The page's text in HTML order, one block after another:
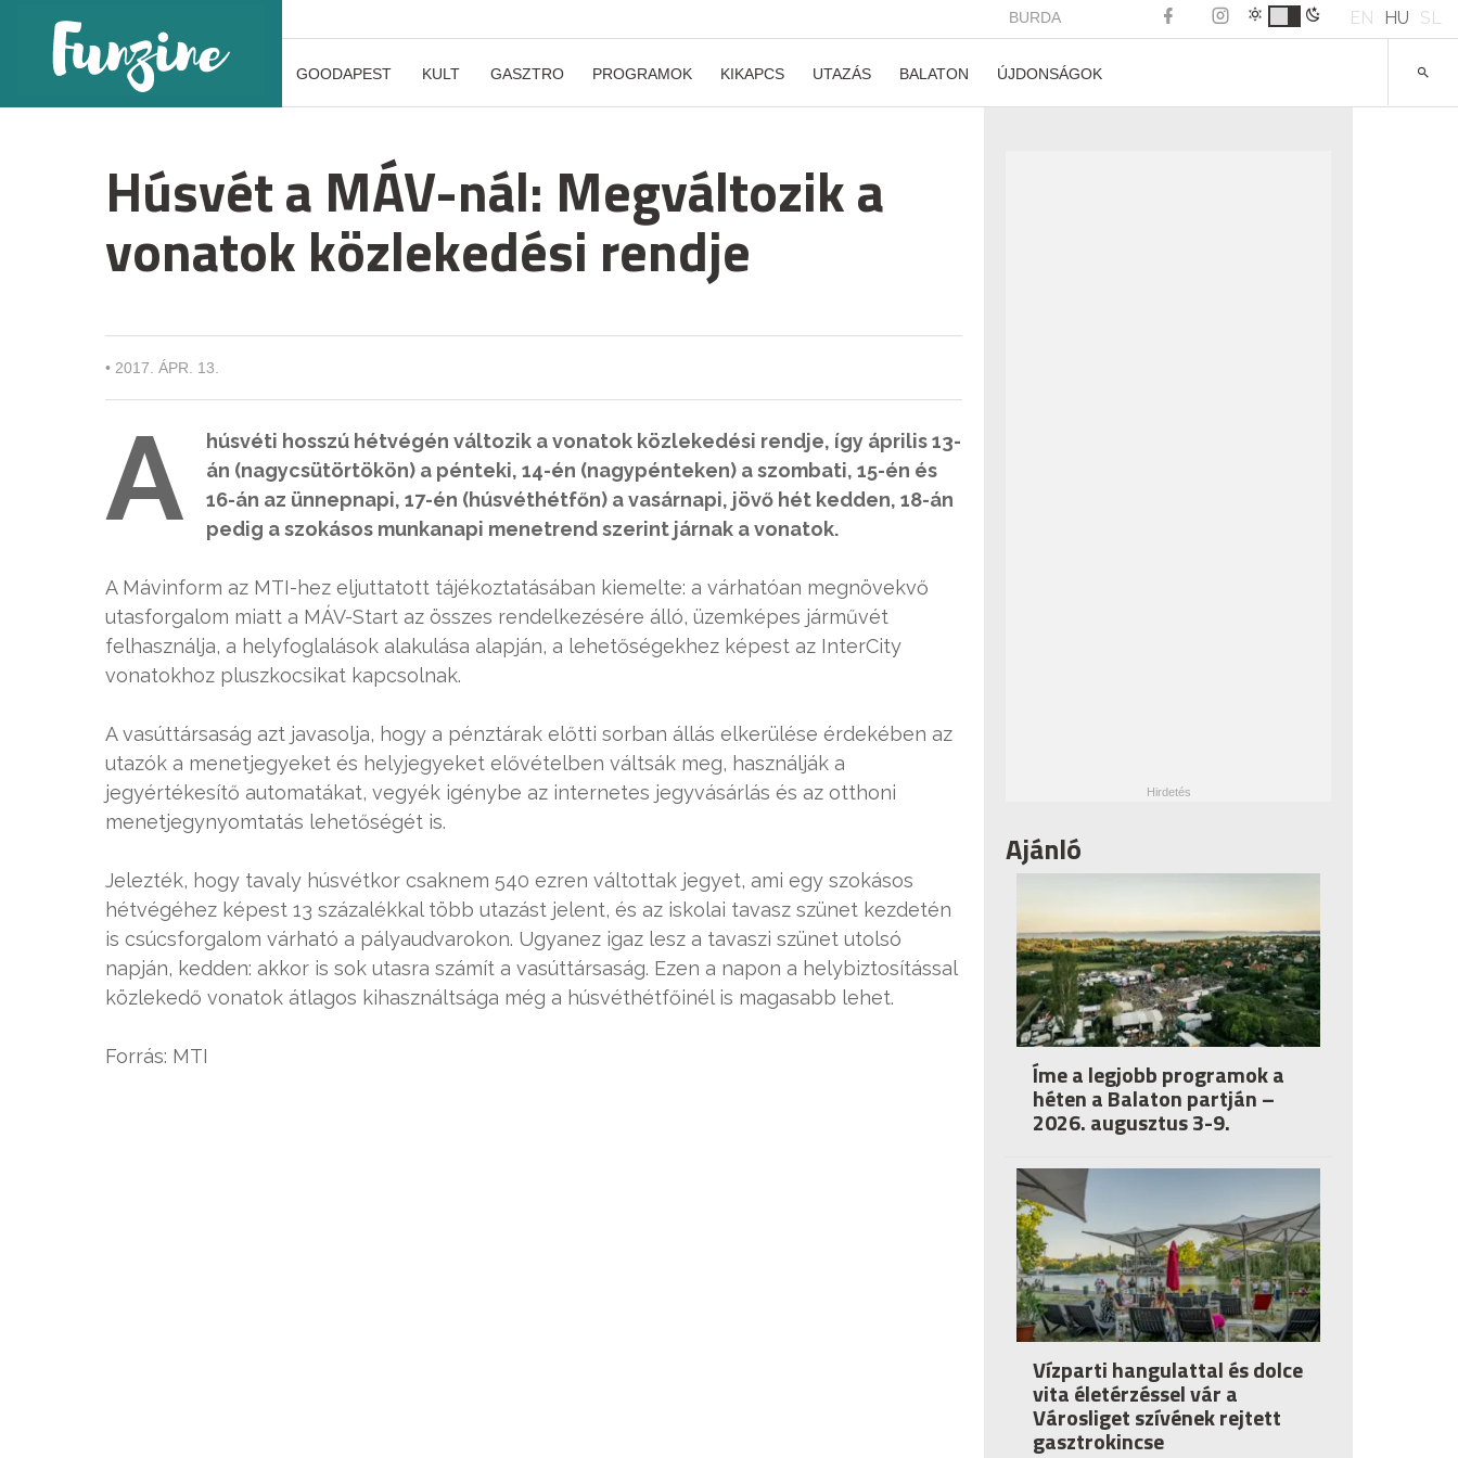
BURDA EN HU SL
GOODAPEST KULT GASZTRO PROGRAMOK KIKAPCS UTAZÁS BALATON ÚJDONSÁGOK
Húsvét a MÁV-nál: Megváltozik a
vonatok közlekedési rendje
• 2017. ÁPR. 13.
A
húsvéti hosszú hétvégén változik a vonatok közlekedési rendje, így április 13-
án (nagycsütörtökön) a pénteki, 14-én (nagypénteken) a szombati, 15-én és
16-án az ünnepnapi, 17-én (húsvéthétfőn) a vasárnapi, jövő hét kedden, 18-án
pedig a szokásos munkanapi menetrend szerint járnak a vonatok.
A Mávinform az MTI-hez eljuttatott tájékoztatásában kiemelte: a várhatóan megnövekvő
utasforgalom miatt a MÁV-Start az összes rendelkezésére álló, üzemképes járművét
felhasználja, a helyfoglalások alakulása alapján, a lehetőségekhez képest az InterCity
vonatokhoz pluszkocsikat kapcsolnak.
A vasúttársaság azt javasolja, hogy a pénztárak előtti sorban állás elkerülése érdekében az
utazók a menetjegyeket és helyjegyeket elővételben váltsák meg, használják a
jegyértékesítő automatákat, vegyék igénybe az internetes jegyvásárlás és az otthoni
menetjegynyomtatás lehetőségét is.
Jelezték, hogy tavaly húsvétkor csaknem 540 ezren váltottak jegyet, ami egy szokásos
hétvégéhez képest 13 százalékkal több utazást jelent, és az iskolai tavasz szünet kezdetén
is csúcsforgalom várható a pályaudvarokon. Ugyanez igaz lesz a tavaszi szünet utolsó
napján, kedden: akkor is sok utasra számít a vasúttársaság. Ezen a napon a helybiztosítással
közlekedő vonatok átlagos kihasználtsága még a húsvéthétfőinél is magasabb lehet.
Forrás: MTI
Ajánló
Íme a legjobb programok a
héten a Balaton partján –
2026. augusztus 3-9.
Vízparti hangulattal és dolce
vita életérzéssel vár a
Városliget szívének rejtett
gasztrokincse